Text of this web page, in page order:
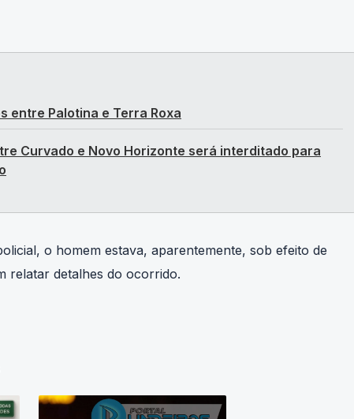
entre Palotina e Terra Roxa
Curvado e Novo Horizonte será interditado para
o homem estava, aparentemente, sob efeito de
relatar detalhes do ocorrido.